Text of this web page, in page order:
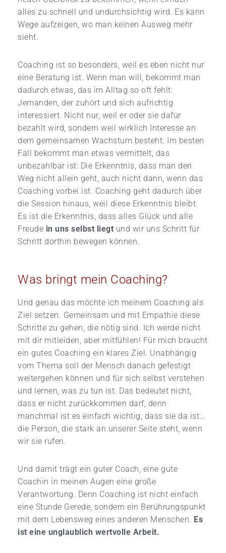
alles zu schnell und undurchsichtig wird. Es kann
Wege aufzeigen, wo man keinen Ausweg mehr
sieht.
Coaching ist so besonders, weil es eben nicht nur
eine Beratung ist. Wenn man will, bekommt man
dadurch etwas, das im Alltag so oft fehlt:
Jemanden, der zuhört und sich aufrichtig
interessiert. Nicht nur, weil er oder sie dafür
bezahlt wird, sondern weil wirklich Interesse an
dem gemeinsamen Wachstum besteht. Im besten
Fall bekommt man etwas vermittelt, das
unbezahlbar ist: Die Erkenntnis, dass man den
Weg nicht allein geht, auch nicht dann, wenn das
Coaching vorbei ist. Coaching geht dadurch über
die Session hinaus, weil diese Erkenntnis bleibt.
Es ist die Erkenntnis, dass alles Glück und alle
Freude in uns selbst liegt und wir uns Schritt für
Schritt dorthin bewegen können.
Was bringt mein Coaching?
Und genau das möchte ich meinem Coaching als
Ziel setzen. Gemeinsam und mit Empathie diese
Schritte zu gehen, die nötig sind. Ich werde nicht
mit dir mitleiden, aber mitfühlen! Für mich braucht
ein gutes Coaching ein klares Ziel. Unabhängig
vom Thema soll der Mensch danach gefestigt
weitergehen können und für sich selbst verstehen
und lernen, was zu tun ist. Das bedeutet nicht,
dass er nicht zurückkommen darf, denn
manchmal ist es einfach wichtig, dass sie da ist…
die Person, die stark an unserer Seite steht, wenn
wir sie rufen.
Und damit trägt ein guter Coach, eine gute
Coachin in meinen Augen eine große
Verantwortung. Denn Coaching ist nicht einfach
eine Stunde Gerede, sondern ein Berührungspunkt
mit dem Lebensweg eines anderen Menschen. Es
ist eine unglaublich wertvolle Arbeit.